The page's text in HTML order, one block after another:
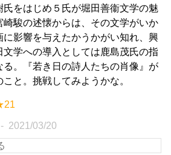
氏をはじめ５氏が堀田善衞文学の魅
崎駿の述懐からは、その文学がいか
に影響を与えたかうかがい知れ、興
文学への導入としては鹿島茂氏の指
る。『若き日の詩人たちの肖像』が
と。挑戦してみようかな。
2021/03/20